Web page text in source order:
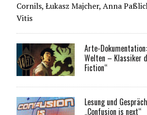
Cornils, Łukasz Majcher, Anna
Vitis
Arte-
Welten – Klassiker
Fiction“
Lesung und
„Confusion is next“